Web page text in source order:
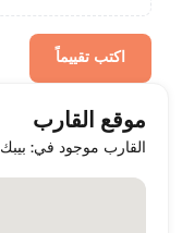
اكتب تقييماً
موقع القارب
القارب موجود في: بيبك